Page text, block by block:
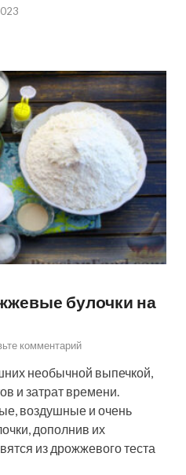
булочки на
комментарий
необычной выпечкой,
и затрат времени.
воздушные и очень
дополнив их
из дрожжевого теста